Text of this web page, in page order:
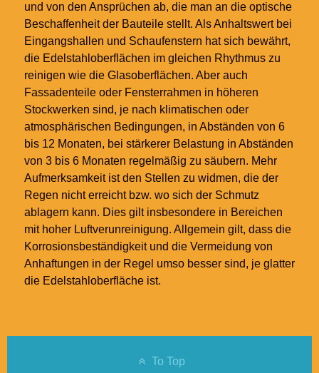
und von den Ansprüchen ab, die man an die optische
Beschaffenheit der Bauteile stellt. Als Anhaltswert bei
Eingangshallen und Schaufenstern hat sich bewährt,
die Edelstahloberflächen im gleichen Rhythmus zu
reinigen wie die Glasoberflächen. Aber auch
Fassadenteile oder Fensterrahmen in höheren
Stockwerken sind, je nach klimatischen oder
atmosphärischen Bedingungen, in Abständen von 6
bis 12 Monaten, bei stärkerer Belastung in Abständen
von 3 bis 6 Monaten regelmäßig zu säubern. Mehr
Aufmerksamkeit ist den Stellen zu widmen, die der
Regen nicht erreicht bzw. wo sich der Schmutz
ablagern kann. Dies gilt insbesondere in Bereichen
mit hoher Luftverunreinigung. Allgemein gilt, dass die
Korrosionsbeständigkeit und die Vermeidung von
Anhaftungen in der Regel umso besser sind, je glatter
die Edelstahloberfläche ist.
To Top